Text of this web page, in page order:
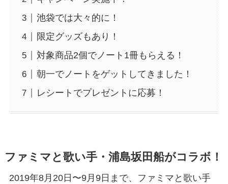
池袋では大々的に！
限定グッズもあり！
対象商品2個でノート1冊もらえる！
朝一でノートをゲットしてきました！
レシートでプレゼントに応募！
ファミマと歌い手・浦島坂田船がコラボ！
2019年8月20日〜9月9日まで、ファミマと歌い手